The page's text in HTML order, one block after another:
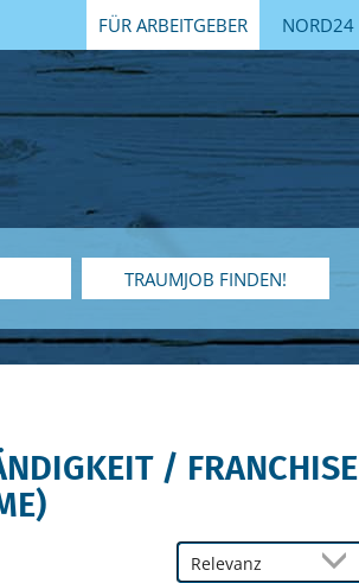
FÜR ARBEITGEBER NORD24
TRAUMJOB FINDEN!
/ FRANCHISE